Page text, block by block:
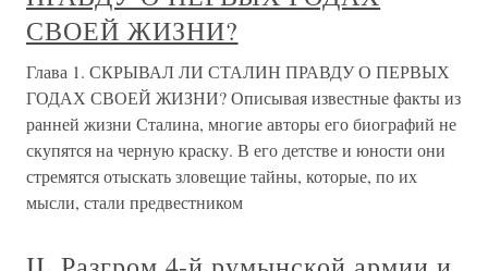
СВОЕЙ ЖИЗНИ?
Глава 1. СКРЫВАЛ ЛИ СТАЛИН ПРАВДУ О ПЕРВЫХ
ГОДАХ СВОЕЙ ЖИЗНИ? Описывая известные факты из
ранней жизни Сталина, многие авторы его биографий не
скупятся на черную краску. В его детстве и юности они
стремятся отыскать зловещие тайны, которые, по их
мысли, стали предвестником